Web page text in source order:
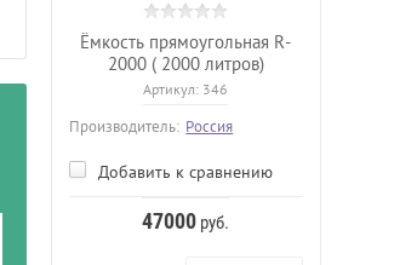
Ёмкость прямоугольная R-
2000 ( 2000 литров)
Артикул: 346
Производитель: Россия
Добавить к сравнению
47000 руб.